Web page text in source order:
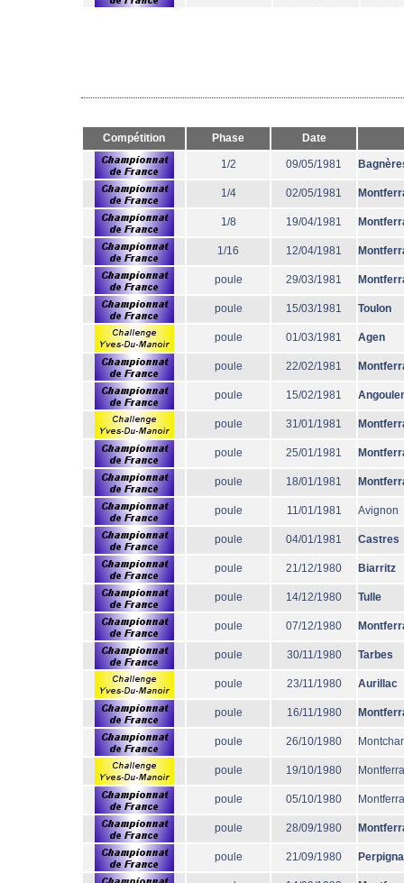
Compétition Phase Date
1/2 09/05/1981
1/4 02/05/1981
1/8 19/04/1981
1/16 12/04/1981
poule 29/03/1981
poule 15/03/1981 Toulon
poule 01/03/1981 Agen
poule 22/02/1981
poule 15/02/1981
poule 31/01/1981
poule 25/01/1981
poule 18/01/1981
poule 11/01/1981 Avignon
poule 04/01/1981 Castres
poule 21/12/1980 Biarritz
poule 14/12/1980 Tulle
poule 07/12/1980
poule 30/11/1980 Tarbes
poule 23/11/1980 Aurillac
poule 16/11/1980
poule 26/10/1980
poule 19/10/1980
poule 05/10/1980
poule 28/09/1980
poule 21/09/1980